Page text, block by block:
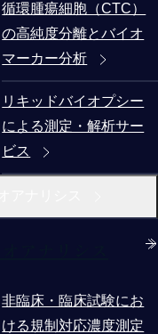
循環腫瘍細胞（CTC）
の高純度分離とバイオ
マーカー分析
リキッドバイオプシー
による測定・解析サー
ビス
非臨床・臨床試験にお
ける規制対応濃度測定